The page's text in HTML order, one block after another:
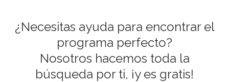
¿Necesitas ayuda para encontrar el
programa perfecto?
Nosotros hacemos toda la
búsqueda por ti, ¡y es gratis!